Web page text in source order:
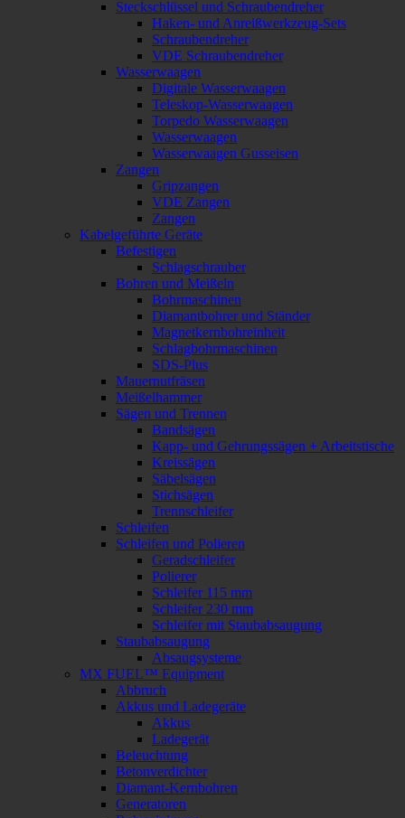
Steckschlüssel und Schraubendreher
Haken- und Anreißwerkzeug-Sets
Schraubendreher
VDE Schraubendreher
Wasserwaagen
Digitale Wasserwaagen
Teleskop-Wasserwaagen
Torpedo Wasserwaagen
Wasserwaagen
Wasserwaagen Gusseisen
Zangen
Gripzangen
VDE Zangen
Zangen
Kabelgeführte Geräte
Befestigen
Schlagschrauber
Bohren und Meißeln
Bohrmaschinen
Diamantbohrer und Ständer
Magnetkernbohreinheit
Schlagbohrmaschinen
SDS-Plus
Mauernutfräsen
Meißelhammer
Sägen und Trennen
Bandsägen
Kapp- und Gehrungssägen + Arbeitstische
Kreissägen
Säbelsägen
Stichsägen
Trennschleifer
Schleifen
Schleifen und Polieren
Geradschleifer
Polierer
Schleifer 115 mm
Schleifer 230 mm
Schleifer mit Staubabsaugung
Staubabsaugung
Absaugsysteme
MX FUEL™ Equipment
Abbruch
Akkus und Ladegeräte
Akkus
Ladegerät
Beleuchtung
Betonverdichter
Diamant-Kernbohren
Generatoren